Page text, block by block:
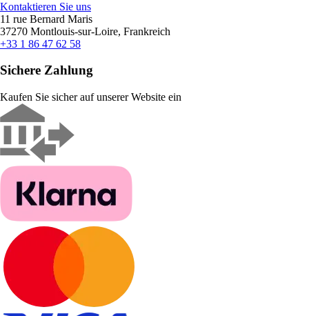
Kontaktieren Sie uns
11 rue Bernard Maris
37270 Montlouis-sur-Loire, Frankreich
+33 1 86 47 62 58
Sichere Zahlung
Kaufen Sie sicher auf unserer Website ein